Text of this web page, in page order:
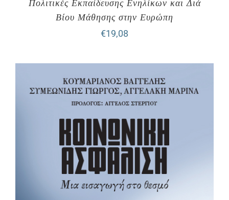
Πολιτικές Εκπαίδευσης Ενηλίκων και Διά
Βίου Μάθησης στην Ευρώπη
€19,08